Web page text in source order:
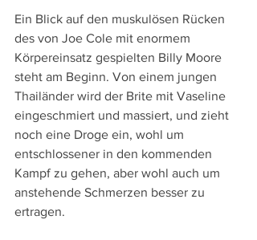
Ein Blick auf den muskulösen Rücken
des von Joe Cole mit enormem
Körpereinsatz gespielten Billy Moore
steht am Beginn. Von einem jungen
Thailänder wird der Brite mit Vaseline
eingeschmiert und massiert, und zieht
noch eine Droge ein, wohl um
entschlossener in den kommenden
Kampf zu gehen, aber wohl auch um
anstehende Schmerzen besser zu
ertragen.